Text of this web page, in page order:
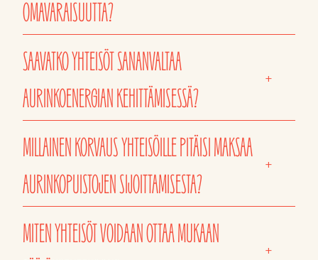
OMAVARAISUUTTA?
SAAVATKO YHTEISÖT SANANVALTAA
AURINKOENERGIAN KEHITTÄMISESSÄ?
+
MILLAINEN KORVAUS YHTEISÖILLE PITÄISI MAKSAA
AURINKOPUISTOJEN SIJOITTAMISESTA?
+
MITEN YHTEISÖT VOIDAAN OTTAA MUKAAN
+